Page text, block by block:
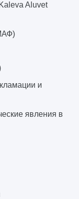
Aluvet
и
явления в